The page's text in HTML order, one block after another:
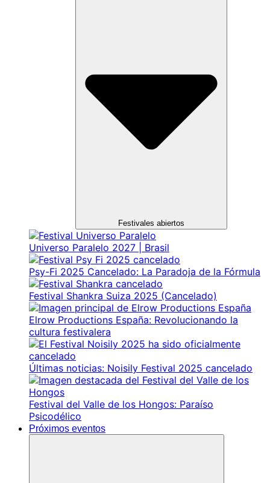
Festivales abiertos
Universo Paralelo 2027 | Brasil
Psy-Fi 2025 Cancelado: La Paradoja de la Fórmula
Festival Shankra Suiza 2025 (Cancelado)
Elrow Productions España: Revolucionando la
cultura festivalera
Últimas noticias: Noisily Festival 2025 cancelado
Festival del Valle de los Hongos: Paraíso
Psicodélico
Próximos eventos